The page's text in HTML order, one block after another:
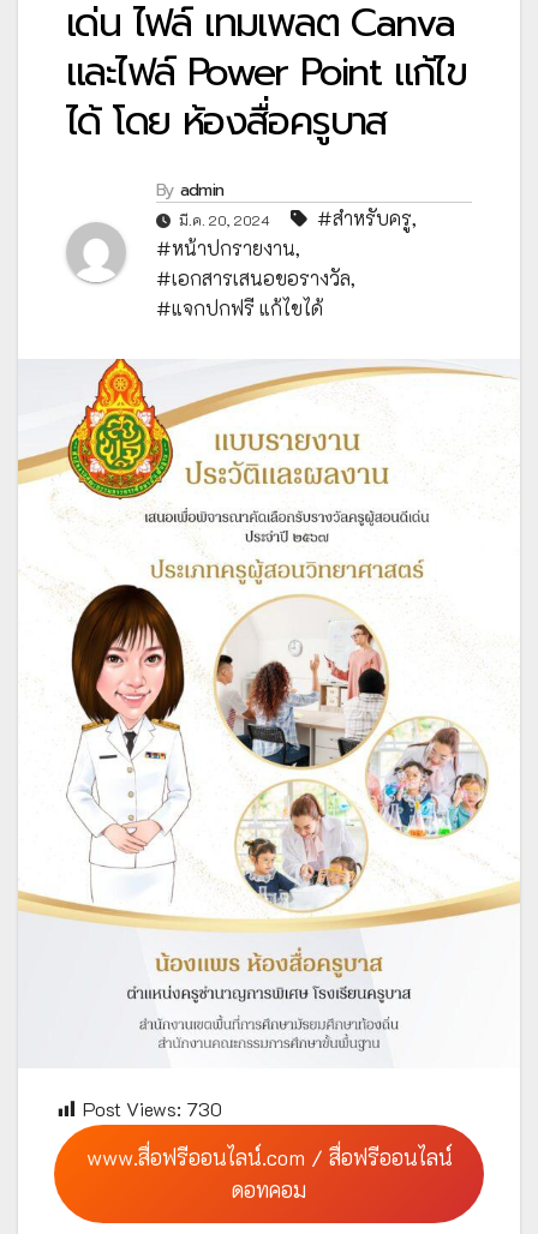
เด่น ไฟล์ เทมเพลต Canva
และไฟล์ Power Point แก้ไข
ได้ โดย ห้องสื่อครูบาส
By admin
มี.ค. 20, 2024 #สำหรับครู,
#หน้าปกรายงาน,
#เอกสารเสนอขอรางวัล,
#แจกปกฟรี แก้ไขได้
Post Views: 730
www.สื่อฟรีออนไลน์.com / สื่อฟรีออนไลน์
ดอทคอม